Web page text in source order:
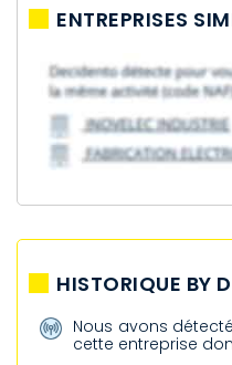
ENTREPRISES
HISTORIQUE BY
Nous avons
cette entreprise